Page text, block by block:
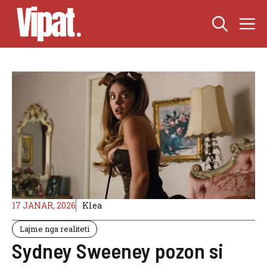
Skip
content
17 JANAR, 2026 Klea
Lajme nga realiteti
Sydney Sweeney pozon si